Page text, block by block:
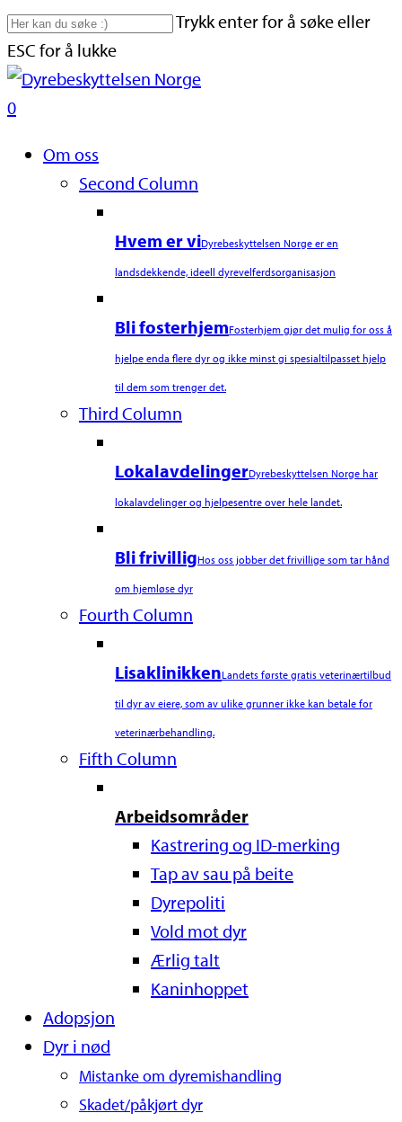
Skip
to
main
content
Trykk enter for å søke eller
ESC for å lukke
Close
Search
search
0
Om oss
Second Column
Hvem er viDyrebeskyttelsen Norge er en
landsdekkende, ideell dyrevelferdsorganisasjon
Bli fosterhjemFosterhjem gjør det mulig for oss å
hjelpe enda flere dyr og ikke minst gi spesialtilpasset hjelp
til dem som trenger det.
Third Column
LokalavdelingerDyrebeskyttelsen Norge har
lokalavdelinger og hjelpesentre over hele landet.
Bli frivilligHos oss jobber det frivillige som tar hånd
om hjemløse dyr
Fourth Column
LisaklinikkenLandets første gratis veterinærtilbud
til dyr av eiere, som av ulike grunner ikke kan betale for
veterinærbehandling.
Fifth Column
Arbeidsområder
Kastrering og ID-merking
Tap av sau på beite
Dyrepoliti
Vold mot dyr
Ærlig talt
Kaninhoppet
Adopsjon
Dyr i nød
Mistanke om dyremishandling
Skadet/påkjørt dyr